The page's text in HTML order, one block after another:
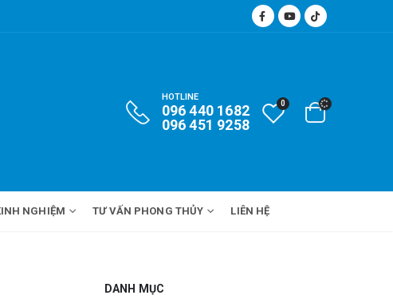
HOTLINE
096 440 1682
096 451 9258
0
NGHIỆM TƯ VẤN PHONG THỦY LIÊN HỆ
DANH MỤC